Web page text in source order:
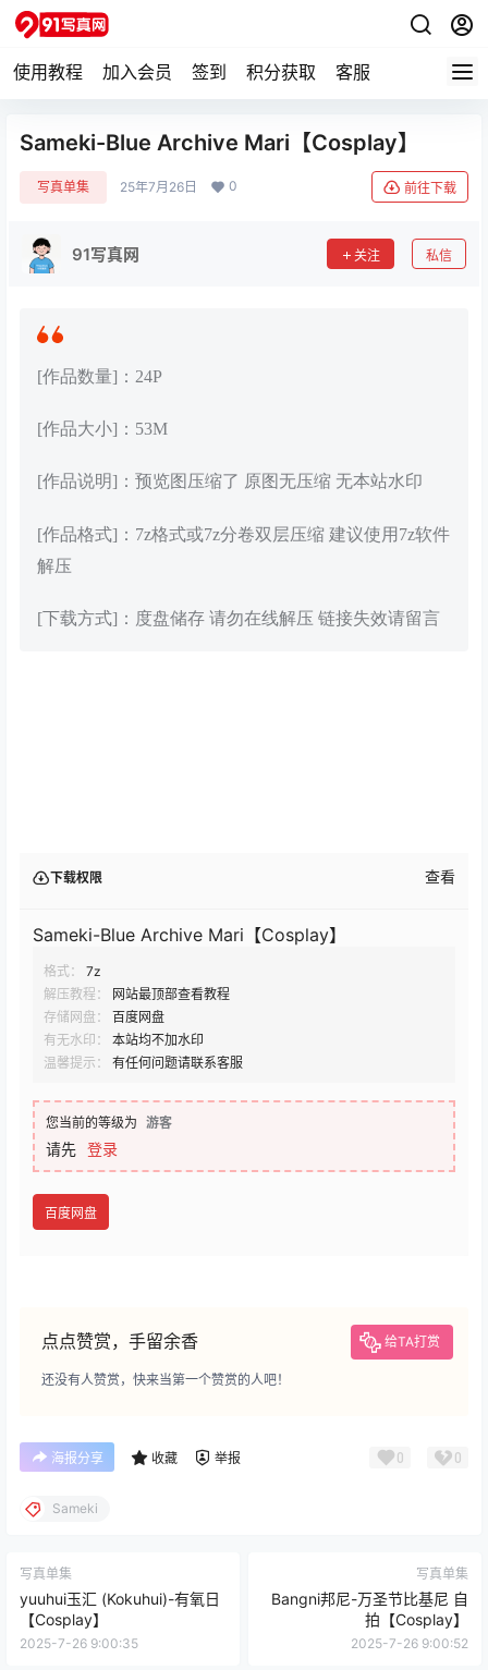
使用教程 加入会员 签到 积分获取 客服
Sameki-Blue Archive Mari【Cosplay】
写真单集 25年7月26日 0 前往下载
91写真网 关注 私信
[作品数量]：24P
[作品大小]：53M
[作品说明]：预览图压缩了 原图无压缩 无本站水印
[作品格式]：7z格式或7z分卷双层压缩 建议使用7z软件
解压
[下载方式]：度盘储存 请勿在线解压 链接失效请留言
下载权限 查看
Sameki-Blue Archive Mari【Cosplay】
格式：
7z
解压教程：
网站最顶部查看教程
存储网盘：
百度网盘
有无水印：
本站均不加水印
温馨提示：
有任何问题请联系客服
您当前的等级为 游客
请先 登录
百度网盘
点点赞赏，手留余香 给TA打赏
还没有人赞赏，快来当第一个赞赏的人吧！
海报分享 收藏 举报 0 0
Sameki
写真单集
yuuhui玉汇 (Kokuhui)-有氧日
【Cosplay】
2025-7-26 9:00:35
写真单集
Bangni邦尼-万圣节比基尼 自
拍【Cosplay】
2025-7-26 9:00:52